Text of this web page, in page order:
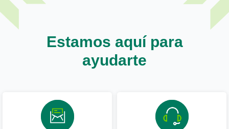
Estamos aquí para
ayudarte